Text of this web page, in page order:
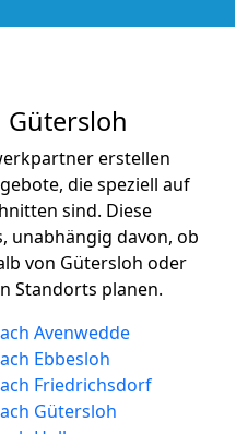
Gütersloh
erstellen
die speziell auf
sind. Diese
unabhängig davon, ob
von Gütersloh oder
Standorts planen.
Avenwedde
Ebbesloh
Friedrichsdorf
Gütersloh